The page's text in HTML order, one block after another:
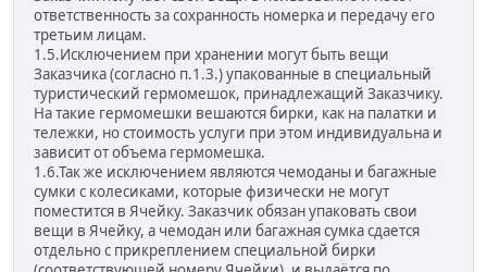
ответственность за сохранность номерка и передачу его
третьим лицам.
1.5.Исключением при хранении могут быть вещи
Заказчика (согласно п.1.3.) упакованные в специальный
туристический гермомешок, принадлежащий Заказчику.
На такие гермомешки вешаются бирки, как на палатки и
тележки, но стоимость услуги при этом индивидуальна и
зависит от объема гермомешка.
1.6.Так же исключением являются чемоданы и багажные
сумки с колесиками, которые физически не могут
поместится в Ячейку. Заказчик обязан упаковать свои
вещи в Ячейку, а чемодан или багажная сумка сдается
отдельно с прикреплением специальной бирки